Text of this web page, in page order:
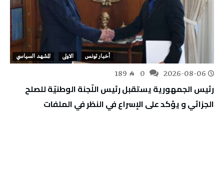
أخبار تونس الاولى المشهد السياسي
2026-08-06
189
رئيس الجمهورية يستقبل رئيس اللّجنة الوطنيّة للصلح
الجزائي و يؤكد على الإسراع في النظر في الملفات